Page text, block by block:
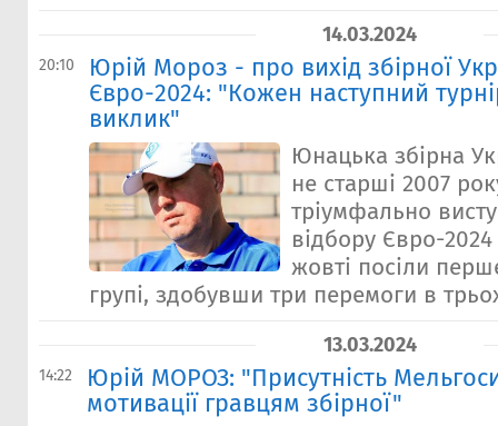
14.03.2024
20:10
Юрій Мороз - про вихід збірної
Євро-2024: "Кожен наступний
виклик"
Юнацька збірна
не старші 2007
тріумфально
відбору Євро-
жовті посіли
групі, здобувши три перемоги в
13.03.2024
14:22
Юрій МОРОЗ: "Присутність
мотивації гравцям збірної"